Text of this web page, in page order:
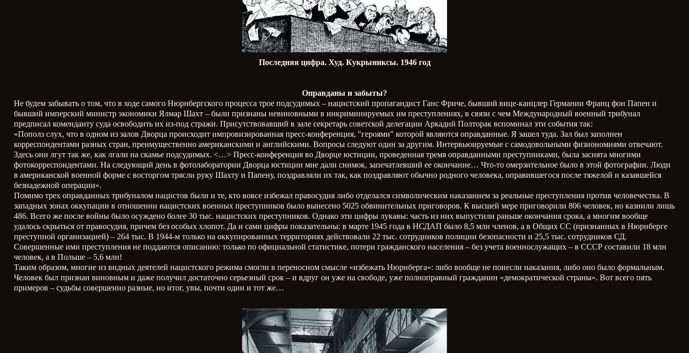
Последняя цифра. Худ. Кукрыниксы. 1946 год
Оправданы и забыты?
Не будем забывать о том, что в ходе самого Нюрнбергского процесса трое подсудимых – нацистский пропагандист Ганс Фриче, бывший вице-канцлер Германии Франц фон Папен и
бывший имперский министр экономики Ялмар Шахт – были признаны невиновными в инкриминируемых им преступлениях, в связи с чем Международный военный трибунал
предписал коменданту суда освободить их из-под стражи. Присутствовавший в зале секретарь советской делегации Аркадий Полторак вспоминал эти события так:
«Пополз слух, что в одном из залов Дворца происходит импровизированная пресс-конференция, "героями" которой являются оправданные. Я зашел туда. Зал был заполнен
корреспондентами разных стран, преимущественно американскими и английскими. Вопросы следуют один за другим. Интервьюируемые с самодовольными физиономиями отвечают.
Здесь они лгут так же, как лгали на скамье подсудимых. <…> Пресс-конференция во Дворце юстиции, проведенная тремя оправданными преступниками, была заснята многими
фотокорреспондентами. На следующий день в фотолаборатории Дворца юстиции мне дали снимок, запечатлевший ее окончание… Что-то омерзительное было в этой фотографии. Люди
в американской военной форме с восторгом трясли руку Шахту и Папену, поздравляли их так, как поздравляют обычно родного человека, оправившегося после тяжелой и казавшейся
безнадежной операции».
Помимо трех оправданных трибуналом нацистов были и те, кто вовсе избежал правосудия либо отделался символическим наказанием за реальные преступления против человечества. В
западных зонах оккупации в отношении нацистских военных преступников было вынесено 5025 обвинительных приговоров. К высшей мере приговорили 806 человек, но казнили лишь
486. Всего же после войны было осуждено более 30 тыс. нацистских преступников. Однако эти цифры лукавы: часть из них выпустили раньше окончания срока, а многим вообще
удалось скрыться от правосудия, причем без особых хлопот. Да и сами цифры показательны: в марте 1945 года в НСДАП было 8,5 млн членов, а в Общих СС (признанных в Нюрнберге
преступной организацией) – 264 тыс. В 1944-м только на оккупированных территориях действовали 22 тыс. сотрудников полиции безопасности и 25,5 тыс. сотрудников СД.
Совершенные ими преступления не поддаются описанию: только по официальной статистике, потери гражданского населения – без учета военнослужащих – в СССР составили 18 млн
человек, а в Польше – 5,6 млн!
Таким образом, многие из видных деятелей нацистского режима смогли в переносном смысле «избежать Нюрнберга»: либо вообще не понесли наказания, либо оно было формальным.
Человек был признан виновным и даже получил достаточно серьезный срок – и вдруг он уже на свободе, уже полноправный гражданин «демократической страны». Вот всего пять
примеров – судьбы совершенно разные, но итог, увы, почти один и тот же…